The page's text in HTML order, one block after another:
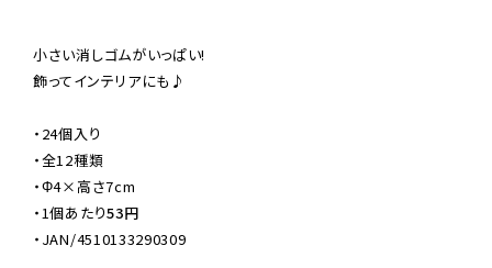
06-6282-7659
小さい消しゴムがいっぱい!
飾ってインテリアにも♪
・24個入り
・全12種類
・Φ4×高さ7cm
・1個あたり53円
・JAN/4510133290309